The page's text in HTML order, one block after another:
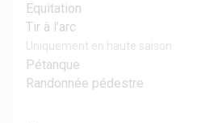
Equitation
Tir à l'arc
Uniquement en haute saison
Pétanque
Randonnée pédestre